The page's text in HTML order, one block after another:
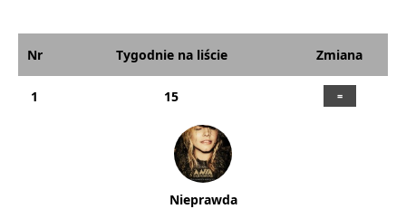
Nr Tygodnie na liście Zmiana
1 15
Nieprawda